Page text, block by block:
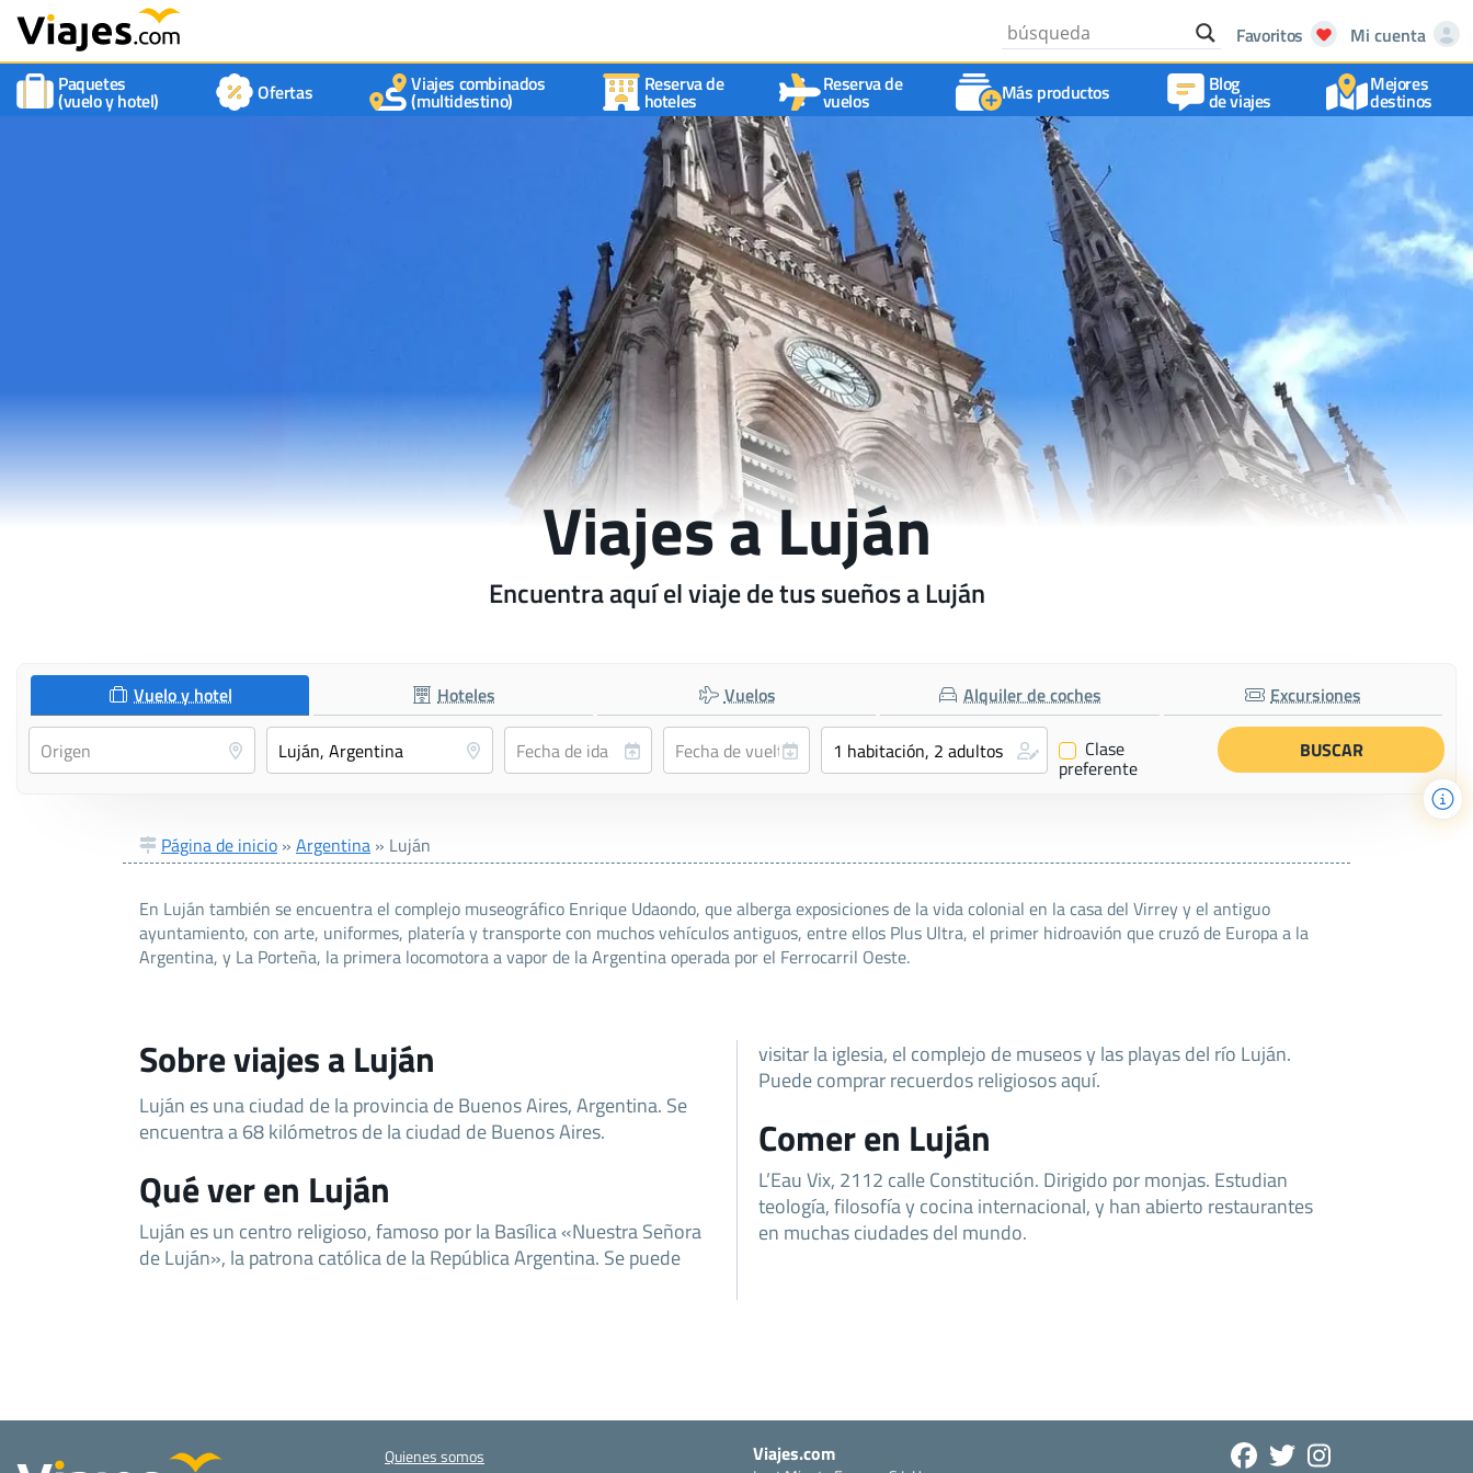
Favoritos
Mi cuenta
Paquetes
(vuelo y hotel) Ofertas Viajes combinados
(multidestino)
Reserva de
hoteles
Reserva de
vuelos Más productos Blog
de viajes
Mejores
destinos
Viajes a Luján
Encuentra aquí el viaje de tus sueños a Luján
Vuelo y hotel Hoteles Vuelos Alquiler de coches Excursiones
✔ Clase
preferente
Página de inicio » Argentina » Luján
En Luján también se encuentra el complejo museográfico Enrique Udaondo, que alberga exposiciones de la vida colonial en la casa del Virrey y el antiguo
ayuntamiento, con arte, uniformes, platería y transporte con muchos vehículos antiguos, entre ellos Plus Ultra, el primer hidroavión que cruzó de Europa a la
Argentina, y La Porteña, la primera locomotora a vapor de la Argentina operada por el Ferrocarril Oeste.
Sobre viajes a Luján
Luján es una ciudad de la provincia de Buenos Aires, Argentina. Se
encuentra a 68 kilómetros de la ciudad de Buenos Aires.
Qué ver en Luján
Luján es un centro religioso, famoso por la Basílica «Nuestra Señora
de Luján», la patrona católica de la República Argentina. Se puede
visitar la iglesia, el complejo de museos y las playas del río Luján.
Puede comprar recuerdos religiosos aquí.
Comer en Luján
L’Eau Vix, 2112 calle Constitución. Dirigido por monjas. Estudian
teología, filosofía y cocina internacional, y han abierto restaurantes
en muchas ciudades del mundo.
Quienes somos
Viajes.com